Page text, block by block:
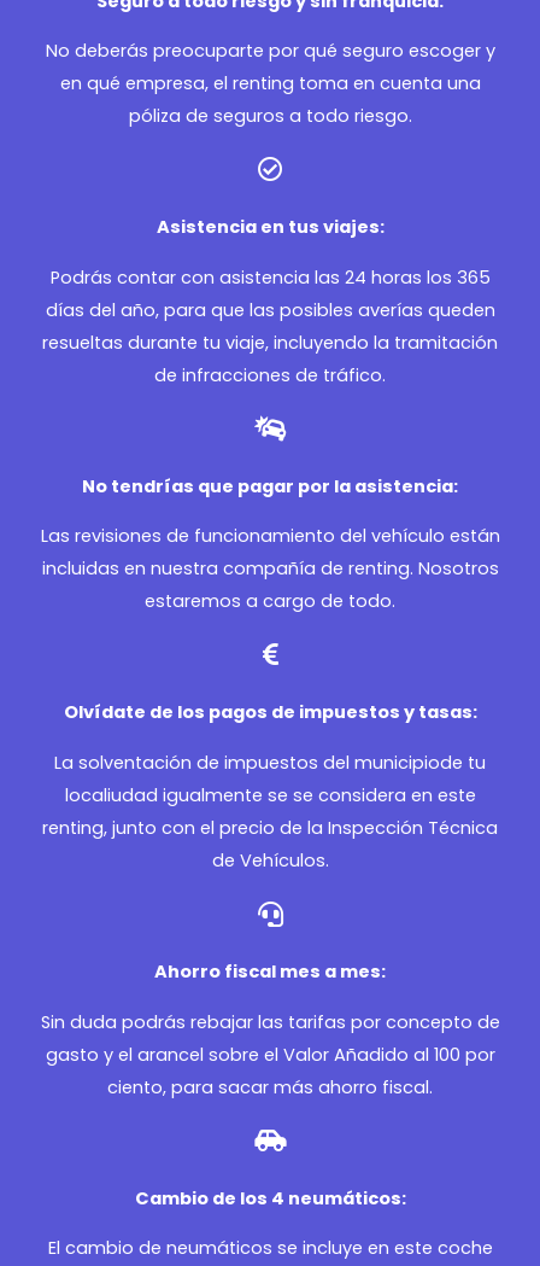
No deberás preocuparte por qué seguro escoger y
en qué empresa, el renting toma en cuenta una
póliza de seguros a todo riesgo.
Asistencia en tus viajes:
Podrás contar con asistencia las 24 horas los 365
días del año, para que las posibles averías queden
resueltas durante tu viaje, incluyendo la tramitación
de infracciones de tráfico.
No tendrías que pagar por la asistencia:
Las revisiones de funcionamiento del vehículo están
incluidas en nuestra compañía de renting. Nosotros
estaremos a cargo de todo.
Olvídate de los pagos de impuestos y tasas:
La solventación de impuestos del municipiode tu
localiudad igualmente se se considera en este
renting, junto con el precio de la Inspección Técnica
de Vehículos.
Ahorro fiscal mes a mes:
Sin duda podrás rebajar las tarifas por concepto de
gasto y el arancel sobre el Valor Añadido al 100 por
ciento, para sacar más ahorro fiscal.
Cambio de los 4 neumáticos:
El cambio de neumáticos se incluye en este coche